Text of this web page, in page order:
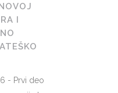
I
- Prvi deo